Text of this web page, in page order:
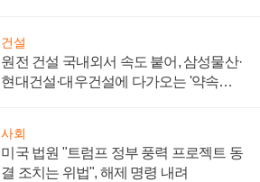
건설
원전 건설 국내외서 속도 붙어, 삼성물산·
현대건설·대우건설에 다가오는 '약속의
사회
미국 법원 "트럼프 정부 풍력 프로젝트 동
결 조치는 위법", 해제 명령 내려